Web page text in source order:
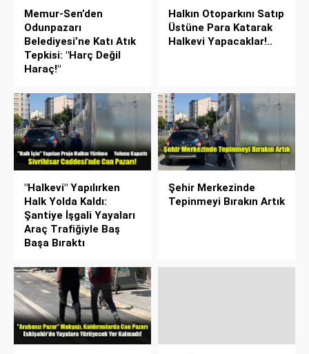
Memur-Sen’den
Odunpazarı
Belediyesi’ne Katı Atık
Tepkisi: "Harç Değil
Haraç!"
Halkın Otoparkını Satıp
Üstüne Para Katarak
Halkevi Yapacaklar!..
"Halkevi" Yapılırken
Halk Yolda Kaldı:
Şantiye İşgali Yayaları
Araç Trafiğiyle Baş
Başa Bıraktı
Şehir Merkezinde
Tepinmeyi Bırakın Artık